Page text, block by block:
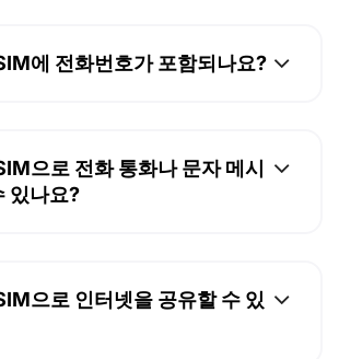
에 전화번호가 포함되나요?
으로 전화 통화나 문자 메시
있나요?
으로 인터넷을 공유할 수 있